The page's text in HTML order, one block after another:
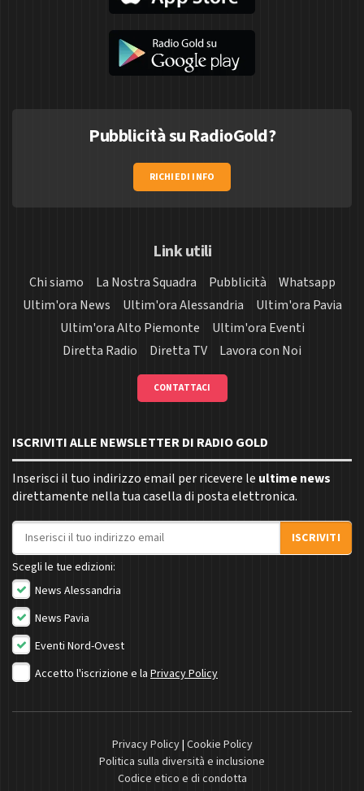
Pubblicità su RadioGold?
RICHIEDI INFO
Link utili
Chi siamo La Nostra Squadra Pubblicità
Whatsapp
Ultim'ora News
Ultim'ora Alessandria
Ultim'ora Pavia
Ultim'ora Alto Piemonte
Ultim'ora Eventi
Diretta Radio
Diretta TV Lavora con Noi
CONTATTACI
ISCRIVITI ALLE NEWSLETTER DI RADIO GOLD
Inserisci il tuo indirizzo email per ricevere le ultime news
direttamente nella tua casella di posta elettronica.
Indirizzo email
ISCRIVITI
Scegli le tue edizioni:
News Alessandria
News Pavia
Eventi Nord-Ovest
Accetto l'iscrizione e la Privacy Policy
Privacy Policy| Cookie Policy
Politica sulla diversità e inclusione
Codice etico e di condotta